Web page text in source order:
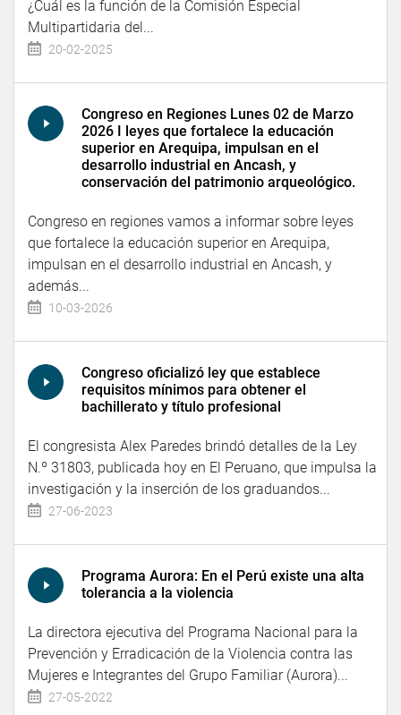
¿Cuál es la función de la Comisión Especial
Multipartidaria del...
20-02-2025
Congreso en Regiones Lunes 02 de Marzo
2026 I leyes que fortalece la educación
superior en Arequipa, impulsan en el
desarrollo industrial en Ancash, y
conservación del patrimonio arqueológico.
Congreso en regiones vamos a informar sobre leyes
que fortalece la educación superior en Arequipa,
impulsan en el desarrollo industrial en Ancash, y
además...
10-03-2026
Congreso oficializó ley que establece
requisitos mínimos para obtener el
bachillerato y título profesional
El congresista Alex Paredes brindó detalles de la Ley
N.º 31803, publicada hoy en El Peruano, que impulsa la
investigación y la inserción de los graduandos...
27-06-2023
Programa Aurora: En el Perú existe una alta
tolerancia a la violencia
La directora ejecutiva del Programa Nacional para la
Prevención y Erradicación de la Violencia contra las
Mujeres e Integrantes del Grupo Familiar (Aurora)...
27-05-2022